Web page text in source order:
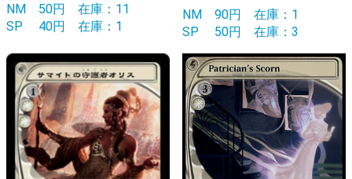
NM 50円 在庫：11
SP
40円 在庫：1
NM 90円 在庫：1
SP
50円 在庫：3